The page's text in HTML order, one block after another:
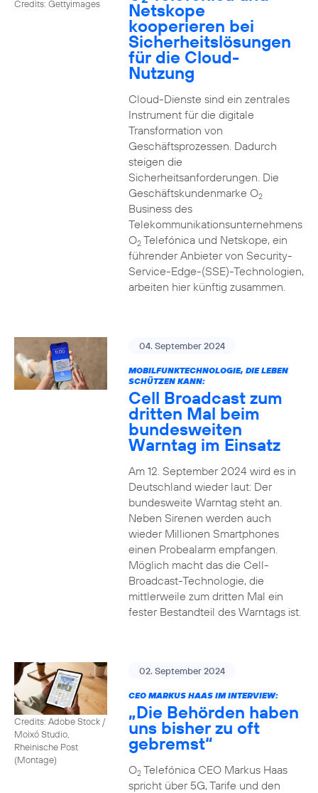
Credits: Gettyimages Netskope
kooperieren bei
Sicherheitslösungen
für die Cloud-
Nutzung
Cloud-Dienste sind ein zentrales
Instrument für die digitale
Transformation von
Geschäftsprozessen. Dadurch
steigen die
Sicherheitsanforderungen. Die
Geschäftskundenmarke O2
Business des
Telekommunikationsunternehmens
O2Telefónica und Netskope, ein
führender Anbieter von Security-
Service-Edge-(SSE)-Technologien,
arbeiten hier künftig zusammen.
04. September 2024
MOBILFUNKTECHNOLOGIE, DIE LEBEN
SCHÜTZEN KANN:
Cell Broadcast zum
dritten Mal beim
bundesweiten
Warntag im Einsatz
Am 12. September 2024 wird es in
Deutschland wieder laut: Der
bundesweite Warntag steht an.
Neben Sirenen werden auch
wieder Millionen Smartphones
einen Probealarm empfangen.
Möglich macht das die Cell-
Broadcast-Technologie, die
mittlerweile zum dritten Mal ein
fester Bestandteil des Warntags ist.
Credits: Adobe Stock /
Moixó Studio,
Rheinische Post
(Montage)
02. September 2024
CEO MARKUS HAAS IM INTERVIEW:
„Die Behörden haben
uns bisher zu oft
gebremst“
O2Telefónica CEO Markus Haas
spricht über 5G, Tarife und den